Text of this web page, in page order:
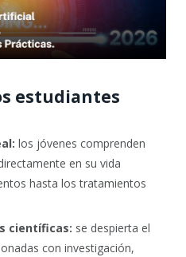
estudiantes
los jóvenes comprenden
en su vida
hasta los tratamientos
científicas: se despierta el
con investigación,